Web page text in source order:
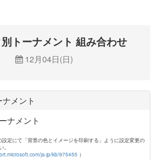
トーナメント 組み合わせ
12月04日(日)
メント
ナメント
定にて「背景の色とイメージを印刷する」ように設定変更の
ja-jp/kb/975455 ）